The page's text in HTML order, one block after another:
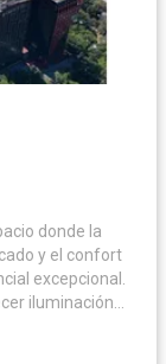
donde la
y el confort
excepcional.
iluminación